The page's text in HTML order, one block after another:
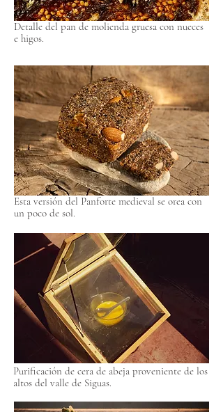
Detalle del pan de molienda gruesa con nueces
e higos.
Esta versión del Panforte medieval se orea con
un poco de sol.
Purificación de cera de abeja proveniente de los
altos del valle de Siguas.